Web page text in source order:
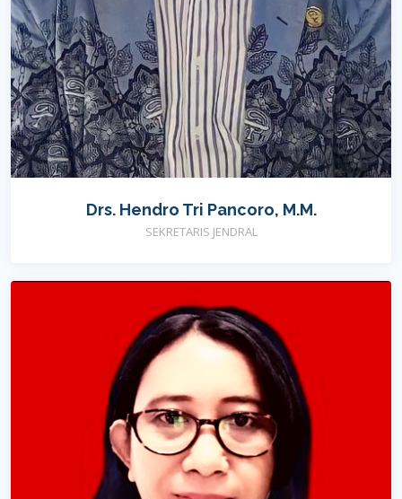
Drs. Hendro Tri Pancoro, M.M.
SEKRETARIS JENDRAL